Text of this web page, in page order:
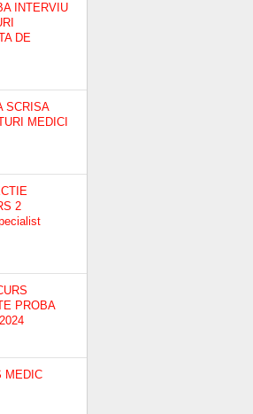
INTERVIU
DE
SCRISA
MEDICI
2
PROBA
MEDIC